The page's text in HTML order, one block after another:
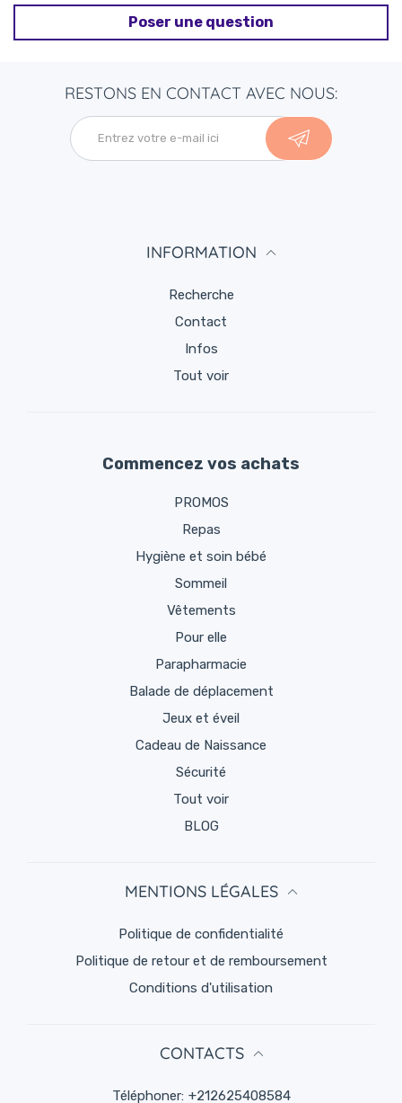
Poser une question
RESTONS EN CONTACT AVEC NOUS:
INFORMATION
Recherche
Contact
Infos
Tout voir
Commencez vos achats
PROMOS
Repas
Hygiène et soin bébé
Sommeil
Vêtements
Pour elle
Parapharmacie
Balade de déplacement
Jeux et éveil
Cadeau de Naissance
Sécurité
Tout voir
BLOG
MENTIONS LÉGALES
politique de confidentialité
Politique de retour et de remboursement
Conditions d'utilisation
CONTACTS
Téléphoner: +212625408584